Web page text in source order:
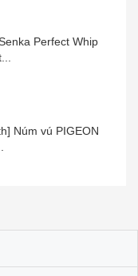
Perfect Whip
Núm vú PIGEON